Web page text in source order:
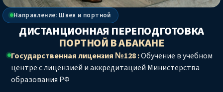
Направление: Швея и портной
ДИСТАНЦИОННАЯ ПЕРЕПОДГОТОВКА
ПОРТНОЙВ АБАКАНЕ
Государственная лицензия №128 :Обучение в учебном
центре с лицензией и аккредитацией Министерства
образования РФ